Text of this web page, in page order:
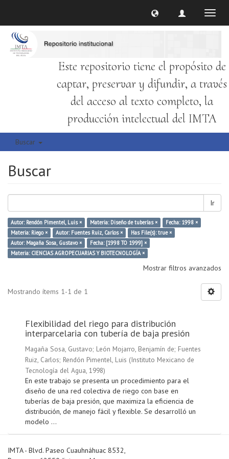
Este repositorio tiene el propósito de
captar, preservar y difundir, a través
del acceso al texto completo, la
producción intelectual del IMTA
Buscar
Buscar
Ir
Autor: Rendón Pimentel, Luis × Materia: Diseño de tuberías ×
Fecha: 1998 ×
Materia: Riego ×
Autor: Fuentes Ruiz, Carlos ×
Has File(s): true ×
Autor: Magaña Sosa, Gustavo ×
Fecha: [1998 TO 1999] ×
Materia: CIENCIAS AGROPECUARIAS Y BIOTECNOLOGÍA ×
Mostrar filtros avanzados
Mostrando ítems 1-1 de 1
Flexibilidad del riego para distribución
interparcelaria con tubería de baja presión
Magaña Sosa, Gustavo; León Mojarro, Benjamín de; Fuentes
Ruiz, Carlos; Rendón Pimentel, Luis (Instituto Mexicano de
Tecnología del Agua, 1998)
En este trabajo se presenta un procedimiento para el
diseño de una red colectiva de riego con base en
tuberías de baja presión, que maximiza la eficiencia de
distribución, de manejo fácil y flexible. Se desarrolló un
modelo ...
IMTA - Blvd. Paseo Cuauhnáhuac 8532,